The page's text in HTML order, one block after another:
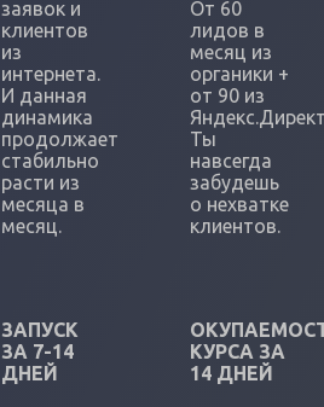
заявок и
клиентов
из
интернета.
И данная
динамика
продолжает
стабильно
расти из
месяца в
месяц.
От 60
лидов в
месяц из
органики +
от 90 из
Ты
навсегда
забудешь
о нехватке
клиентов.
ЗАПУСК
ЗА 7-14
ДНЕЙ
КУРСА ЗА
14 ДНЕЙ